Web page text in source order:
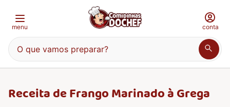
menu
O que vamos preparar?
conta
Receita de Frango Marinado à Grega